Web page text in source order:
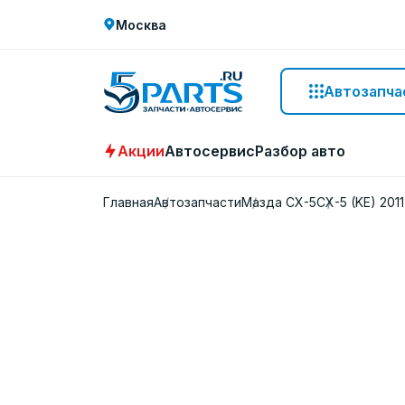
Москва
АкцииАвтосервисРазбор авто
ГлавнаяАвтозапчастиМазда СХ-5CX-5 (KE)